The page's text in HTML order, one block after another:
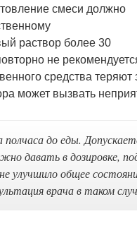
смеси должно
раствор более 30
не
средства
может вызвать
до еды.
давать в дозировке,
улучшило общее
врача в таком